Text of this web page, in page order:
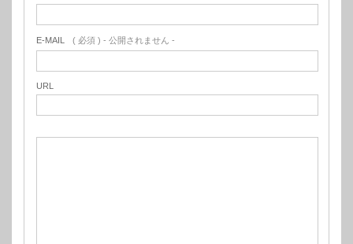
E-MAIL ( 必須 ) - 公開されません -
URL